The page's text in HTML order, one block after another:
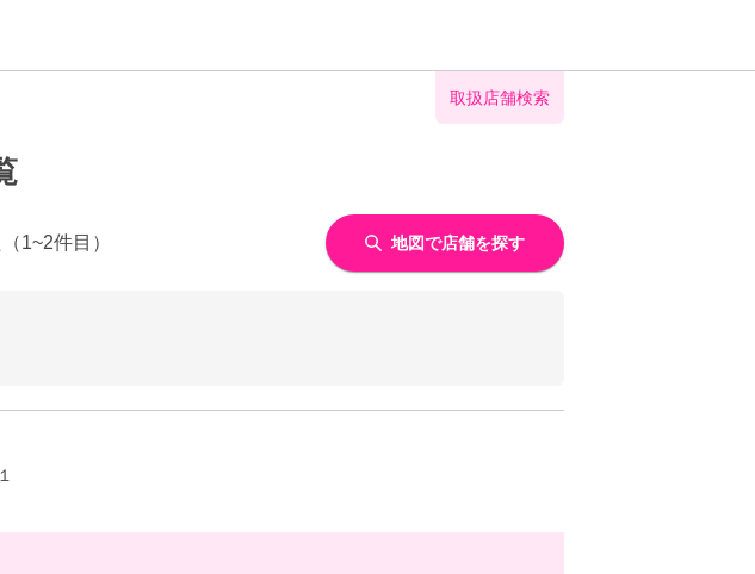
取扱店舗検索
（1~2件目） 地図で店舗を探す